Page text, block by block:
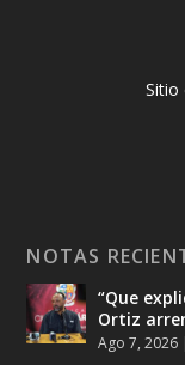
Sitio
NOTAS
“Que
Ortiz
Ago 7, 2026